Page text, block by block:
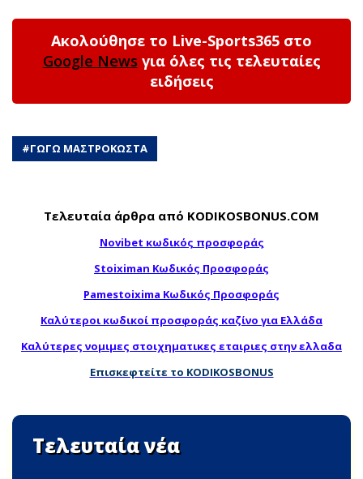
Ακολούθησε το Live-Sports365 στο
Google News για όλες τις τελευταίες
ειδήσεις
#ΓΩΓΩ ΜΑΣΤΡΟΚΩΣΤΑ
Τελευταία άρθρα από KODIKOSBONUS.COM
Novibet κωδικός προσφοράς
Stoiximan Κωδικός Προσφοράς
Pamestoixima Κωδικός Προσφοράς
Καλύτεροι κωδικοί προσφοράς καζίνο για Ελλάδα
Καλύτερες νομιμες στοιχηματικες εταιριες στην ελλαδα
Επισκεφτείτε το KODIKOSBONUS
Τελευταία νέα